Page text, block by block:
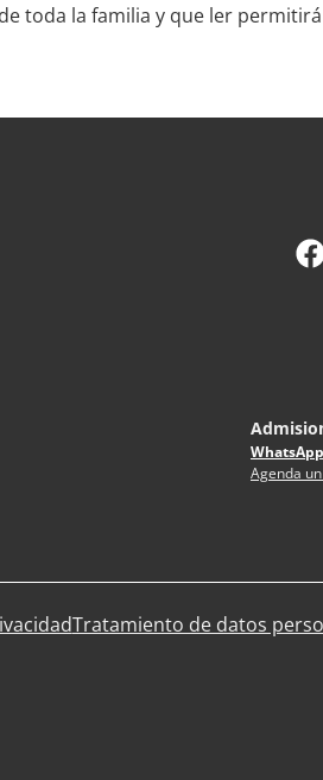
toda la familia y que ler
WhatsApp
Agenda
Tratamiento de datos